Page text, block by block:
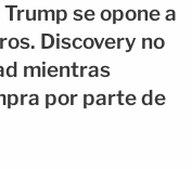
Trump se opone a
Discovery no
mientras
por parte de